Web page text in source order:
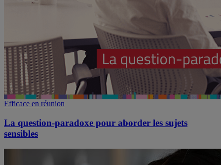
Efficace en réunion
La question-paradoxe pour aborder les sujets
sensibles